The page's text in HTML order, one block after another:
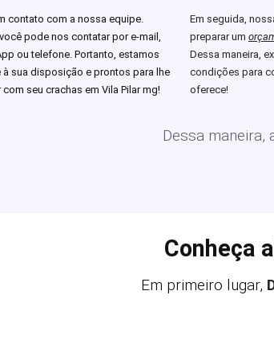
contato com a nossa equipe.
pode nos contatar por e-mail,
ou telefone. Portanto, estamos
à sua disposição e prontos para lhe
com seu crachas em Vila Pilar mg!
Em seguida,
preparar um
Dessa maneira,
condições para
oferece!
Dessa
Conheça
Em primeiro lugar,